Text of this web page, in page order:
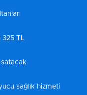
325 TL
satacak
sağlık hizmeti